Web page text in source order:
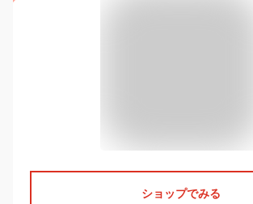
ショップでみる